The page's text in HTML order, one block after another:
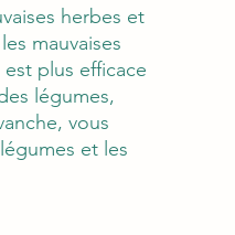
herbes et
mauvaises
plus efficace
légumes,
vous
et les